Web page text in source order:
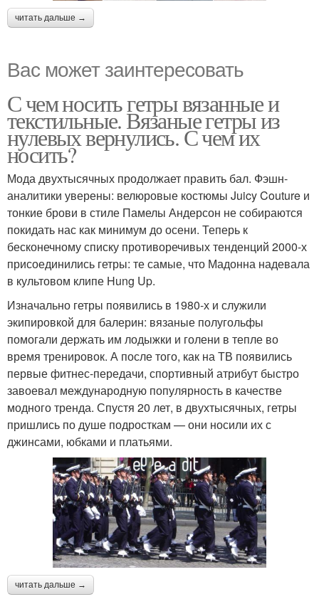
читать дальше →
Вас может заинтересовать
С чем носить гетры вязанные и
текстильные. Вязаные гетры из
нулевых вернулись. С чем их
носить?
Мода двухтысячных продолжает править бал. Фэшн-
аналитики уверены: велюровые костюмы Juicy Couture и
тонкие брови в стиле Памелы Андерсон не собираются
покидать нас как минимум до осени. Теперь к
бесконечному списку противоречивых тенденций 2000-х
присоединились гетры: те самые, что Мадонна надевала
в культовом клипе Hung Up.
Изначально гетры появились в 1980-х и служили
экипировкой для балерин: вязаные полугольфы
помогали держать им лодыжки и голени в тепле во
время тренировок. А после того, как на ТВ появились
первые фитнес-передачи, спортивный атрибут быстро
завоевал международную популярность в качестве
модного тренда. Спустя 20 лет, в двухтысячных, гетры
пришлись по душе подросткам — они носили их с
джинсами, юбками и платьями.
читать дальше →